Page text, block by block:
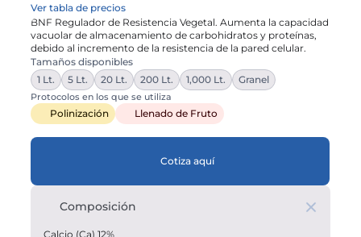
Ver tabla de precios
BNF Regulador de Resistencia Vegetal. Aumenta la capacidad
vacuolar de almacenamiento de carbohidratos y proteínas,
debido al incremento de la resistencia de la pared celular.
Tamaños disponibles
1 Lt.
5 Lt. 20 Lt. 200 Lt. 1,000 Lt. Granel
Protocolos en los que se utiliza
Polinización Llenado de Fruto
Cotiza aquí
Composición
Calcio (Ca) 12%